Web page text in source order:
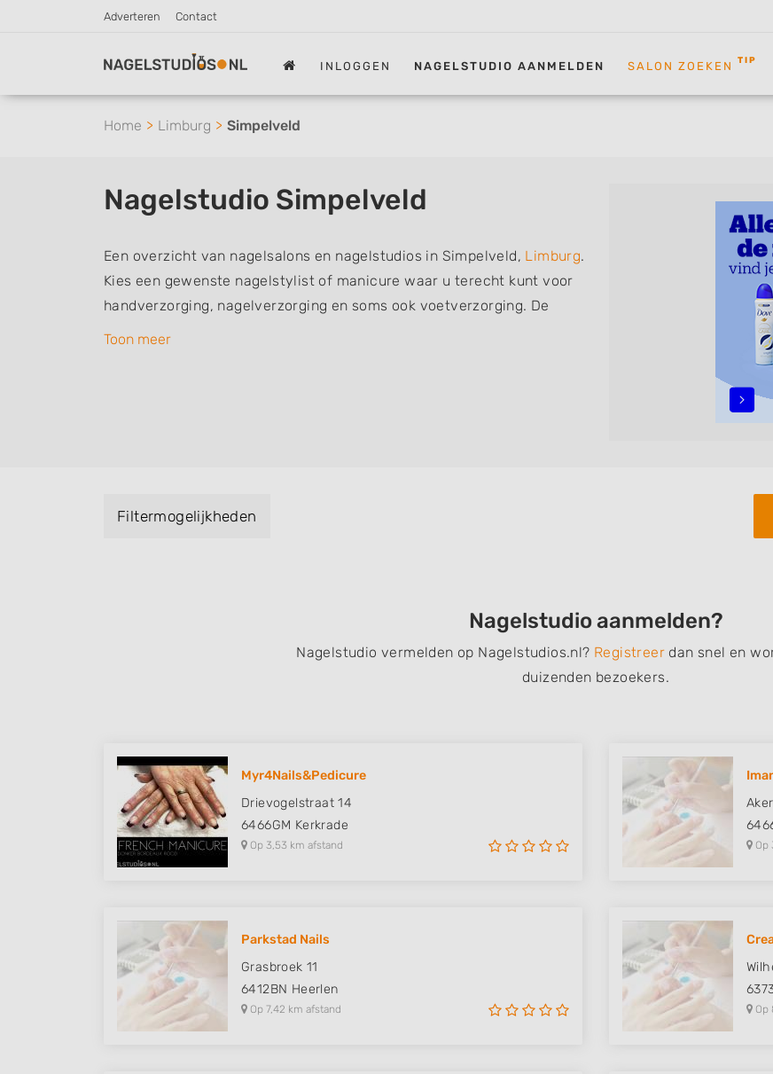
Adverteren Contact
INLOGGEN NAGELSTUDIO AANMELDEN SALON ZOEKEN TIP
Home Limburg Simpelveld
Nagelstudio Simpelveld
Een overzicht van nagelsalons en nagelstudios in Simpelveld, Limburg.
Kies een gewenste nagelstylist of manicure waar u terecht kunt voor
handverzorging, nagelverzorging en soms ook voetverzorging. De
nagelstylisten hebben mogelijk een van de volgende specialisaties of
Toon meer
Filtermogelijkheden
Nagelstudio aanmelden?
Nagelstudio vermelden op Nagelstudios.nl? Registreer dan snel en
duizenden bezoekers.
Myr4Nails&Pedicure
Drievogelstraat 14
6466GM Kerkrade
Op 3,53 km afstand Op
Parkstad Nails
Grasbroek 11
6412BN Heerlen
Op 7,42 km afstand Op